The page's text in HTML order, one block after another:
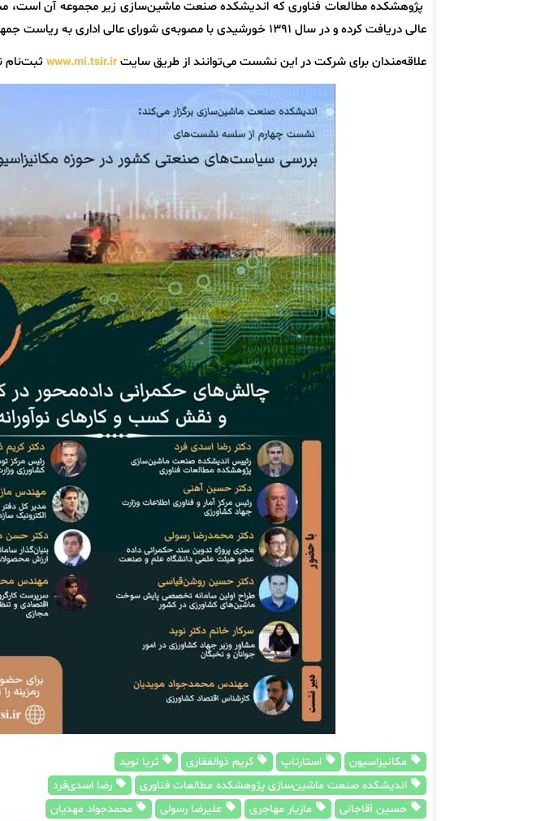
پژوهشکده مطالعات فناوری که اندیشکده صنعت ماشین‌سازی زیر مجموعه آن است،
عالی دریافت کرده و در سال ۱۳۹۱ خورشیدی با مصوبه‌ی شورای عالی اداری به ریاست جمهوری انتقال یافته است.
علاقه‌مندان برای شرکت در این نشست می‌توانند از طریق سایت
ثبت‌نام
مکانیزاسیون استارتاپ کریم ذوالفقاری
ثریا نوید
اندیشکده صنعت ماشین‌سازی پژوهشکده مطالعات فناوری
رضا اسدی‌فرد
حسین آقاجانی
مازیار مهاجری علیرضا رسولی
محمدجواد مهدیان